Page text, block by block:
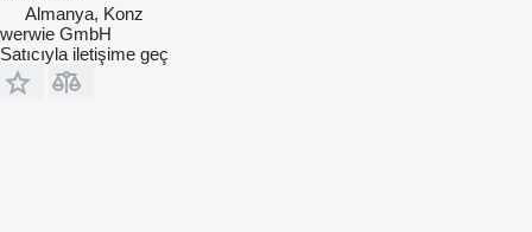
Almanya, Konz
werwie GmbH
Satıcıyla iletişime geç